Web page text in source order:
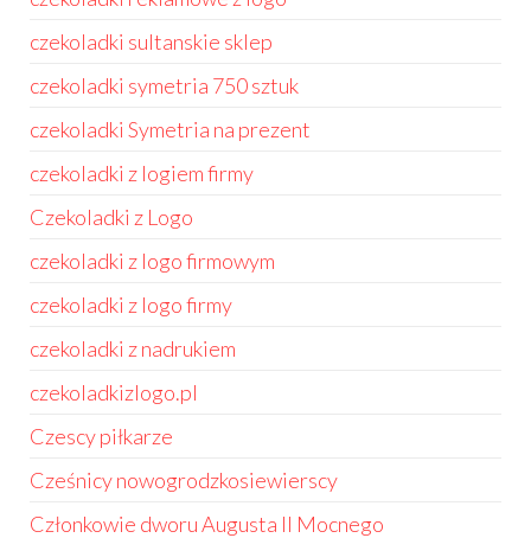
czekoladki sultanskie sklep
czekoladki symetria 750 sztuk
czekoladki Symetria na prezent
czekoladki z logiem firmy
Czekoladki z Logo
czekoladki z logo firmowym
czekoladki z logo firmy
czekoladki z nadrukiem
czekoladkizlogo.pl
Czescy piłkarze
Cześnicy nowogrodzkosiewierscy
Członkowie dworu Augusta II Mocnego